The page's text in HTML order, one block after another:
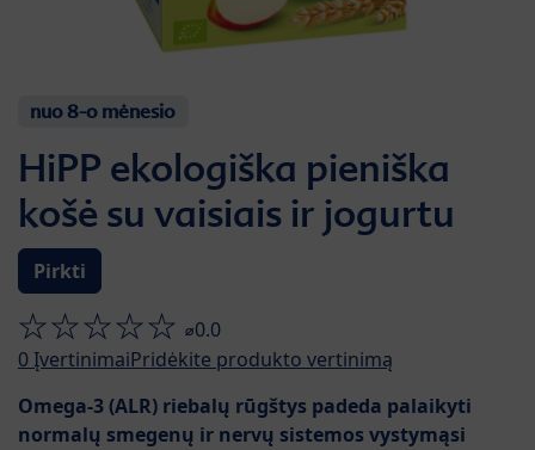
nuo 8-o mėnesio
HiPP ekologiška pieniška
košė su vaisiais ir jogurtu
Pirkti
⌀0.0
0ĮvertinimaiPridėkite produkto vertinimą
Omega-3 (ALR) riebalų rūgštys padeda palaikyti
normalų smegenų ir nervų sistemos vystymąsi